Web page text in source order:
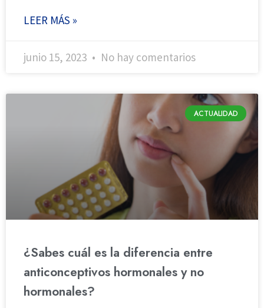
LEER MÁS »
junio 15, 2023 No hay comentarios
ACTUALIDAD
¿Sabes cuál es la diferencia entre
anticonceptivos hormonales y no
hormonales?